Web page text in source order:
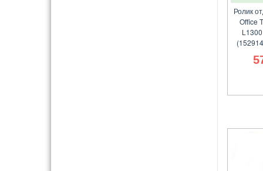
Ролик
Office